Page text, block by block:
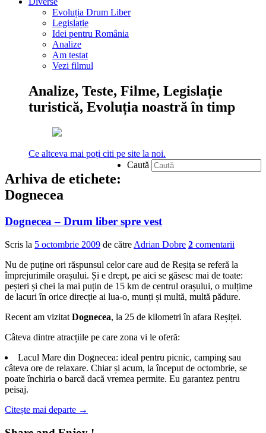
Evoluția Drum Liber
Legislație
Idei pentru România
Analize
Am testat
Vezi filmul
Analize, Teste, Filme, Legislație
turistică, Evoluția noastră în timp
Ce altceva mai poți citi pe site la noi.
Caută
Arhiva de etichete:
Dognecea
Dognecea – Drum liber spre vest
Scris la 5 octombrie 2009 de către Adrian Dobre 2 comentarii
Nu de puține ori răspunsul celor care aud de Reșița se referă la
împrejurimile orașului. Și e drept, pe aici se găsesc mai de toate:
peșteri și chei la mai puțin de 15 km de centrul orașului, o mulțime
de lacuri în orice direcție ai lua-o, munți și multă, multă pădure.
Recent am vizitat Dognecea, la 25 de kilometri în afara Reșiței.
Câteva dintre atracțiile pe care zona vi le oferă:
Lacul Mare din Dognecea: ideal pentru picnic, camping sau
câteva ore de relaxare. Chiar și acum, la început de octombrie, se
poate închiria o barcă dacă vremea permite. Eu garantez pentru
peisaj.
Citește mai departe →